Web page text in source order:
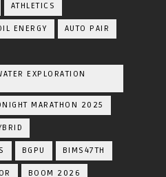
ATHLETICS
ENERGY AUTO PAIR
EXPLORATION
MARATHON 2025
BGPU BIMS47TH
BOOM 2026